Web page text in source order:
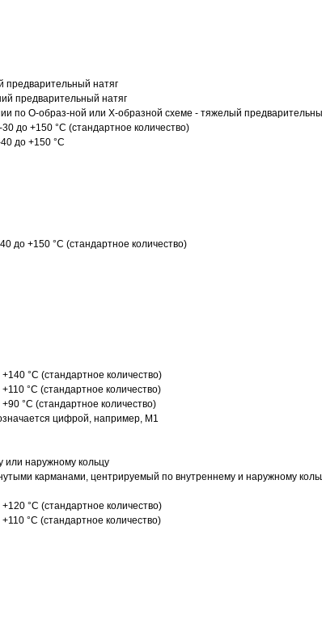
предварительный натяг
предварительный натяг
по О-образ-ной или Х-образной схеме - тяжелый
до +150 °C (стандартное количество)
до +150 °C
до +150 °C (стандартное количество)
°C (стандартное количество)
°C (стандартное количество)
°C (стандартное количество)
цифрой, например, M1
или наружному кольцу
карманами, центрируемый по внутреннему и наружному
°C (стандартное количество)
°C (стандартное количество)